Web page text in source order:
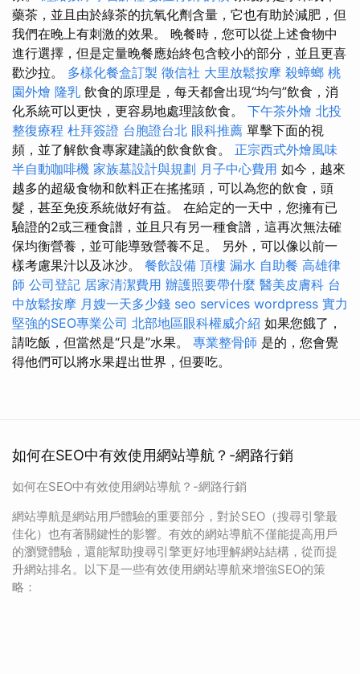
藥茶，並且由於綠茶的抗氧化劑含量，它也有助於減肥，但
我們在晚上有刺激的效果。 晚餐時，您可以從上述食物中
進行選擇，但是定量晚餐應始終包含較小的部分，並且更喜
歡沙拉。 多樣化餐盒訂製 徵信社 大里放鬆按摩 殺蟑螂 桃
園外燴 隆乳 飲食的原理是，每天都會出現“均勻”飲食，消
化系統可以更快，更容易地處理該飲食。 下午茶外燴 北投
整復療程 杜拜簽證 台胞證台北 眼科推薦 單擊下面的視
頻，並了解飲食專家建議的飲食飲食。 正宗西式外燴風味
半自動咖啡機 家族墓設計與規劃 月子中心費用 如今，越來
越多的超級食物和飲料正在搖搖頭，可以為您的飲食，頭
髮，甚至免疫系統做好有益。 在給定的一天中，您擁有已
驗證的2或三種食譜，並且只有另一種食譜，這再次無法確
保均衡營養，並可能導致營養不足。 另外，可以像以前一
樣考慮果汁以及冰沙。 餐飲設備 頂樓 漏水 自助餐 高雄律
師 公司登記 居家清潔費用 辦護照要帶什麼 醫美皮膚科 台
中放鬆按摩 月嫂一天多少錢 seo services wordpress 實力
堅強的SEO專業公司 北部地區眼科權威介紹 如果您餓了，
請吃飯，但當然是“只是”水果。 專業整骨師 是的，您會覺
得他們可以將水果趕出世界，但要吃。
如何在SEO中有效使用網站導航？-網路行銷
如何在SEO中有效使用網站導航？-網路行銷
網站導航是網站用戶體驗的重要部分，對於SEO（搜尋引擎最
佳化）也有著關鍵性的影響。有效的網站導航不僅能提高用戶
的瀏覽體驗，還能幫助搜尋引擎更好地理解網站結構，從而提
升網站排名。以下是一些有效使用網站導航來增強SEO的策
略：